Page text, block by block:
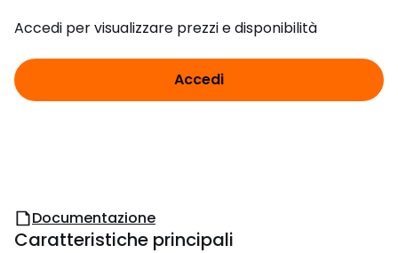
Accedi per visualizzare prezzi e disponibilità
Accedi
Documentazione
Caratteristiche principali